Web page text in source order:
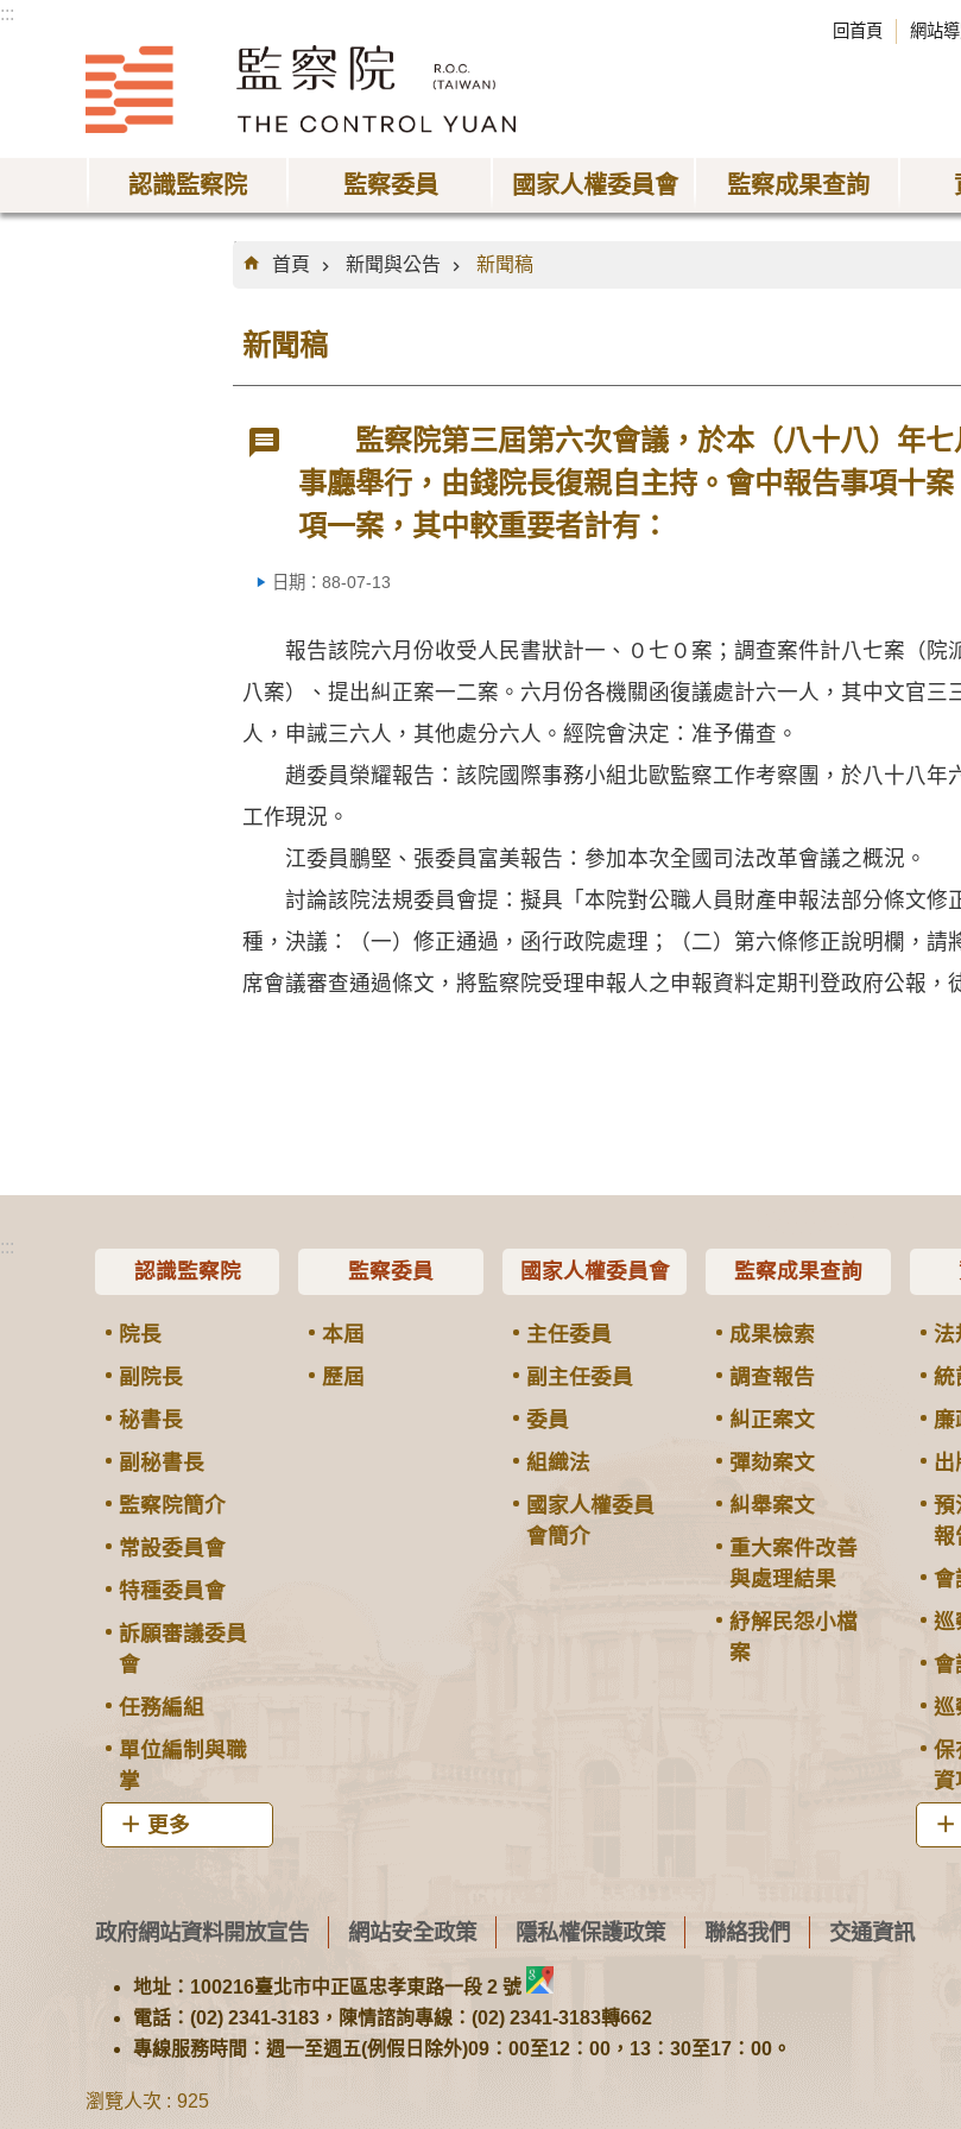
:::
回首頁 網站
認識監察院 監察委員 國家人權委員會 監察成果查詢
:::
首頁
新聞與公告 新聞稿
新聞稿
監察院第三屆第六次會議，於本（八十八）年七
事廳舉行，由錢院長復親自主持。會中報告事項十
項一案，其中較重要者計有：
日期：88-07-13
報告該院六月份收受人民書狀計一、０七０案；調查案件計八七案（院
八案）、提出糾正案一二案。六月份各機關函復議處計六一人，其中文官
人，申誡三六人，其他處分六人。經院會決定：准予備查。
趙委員榮耀報告：該院國際事務小組北歐監察工作考察團，於八十八年
工作現況。
江委員鵬堅、張委員富美報告：參加本次全國司法改革會議之概況。
討論該院法規委員會提：擬具「本院對公職人員財產申報法部分條文修
種，決議：（一）修正通過，函行政院處理；（二）第六條修正說明欄，請
席會議審查通過條文，將監察院受理申報人之申報資料定期刊登政府公報，
:::
認識監察院
院長
副院長
秘書長
副秘書長
監察院簡介
常設委員會
特種委員會
訴願審議委員
會
任務編組
單位編制與職
掌
更多
監察委員
本屆
歷屆
國家人權委員會
主任委員
副主任委員
委員
組織法
國家人權委員
會簡介
監察成果查詢
成果檢索
調查報告
糾正案文
彈劾案文
糾舉案文
重大案件改善
與處理結果
紓解民怨小檔
案
法
統
廉
出
預
報
會
巡
會
巡
保
資
政府網站資料開放宣告 網站安全政策 隱私權保護政策 聯絡我們 交通資訊
地址：100216臺北市中正區忠孝東路一段 2 號
電話：(02) 2341-3183，陳情諮詢專線：(02) 2341-3183轉662
專線服務時間：週一至週五(例假日除外)09：00至12：00，13：30至17：00。
瀏覽人次 925